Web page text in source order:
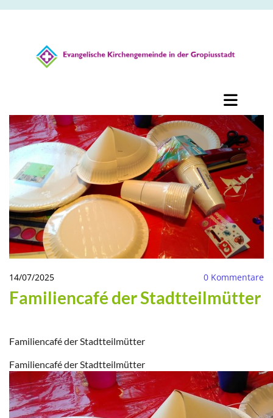
14/07/2025 0 Kommentare
Familiencafé der Stadtteilmütter
Familiencafé der Stadtteilmütter
Familiencafé der Stadtteilmütter